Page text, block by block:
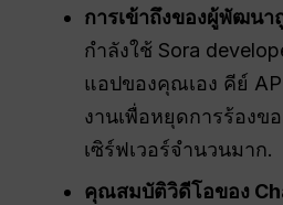
การเข้าถึงของผู้พัฒนา
กำลังใช้ Sora
แอปของคุณเอง คีย์
งานเพื่อหยุดการร้องข
เซิร์ฟเวอร์จำนวนมาก.
คุณสมบัติวิดีโอของ